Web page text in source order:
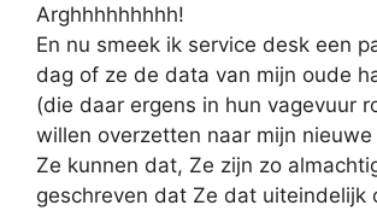
Arghhhhhhhhh!
En nu smeek ik service desk een
dag of ze de data van mijn oude
(die daar ergens in hun vagevuur
willen overzetten naar mijn
Ze kunnen dat, Ze zijn zo
geschreven dat Ze dat uiteindelijk